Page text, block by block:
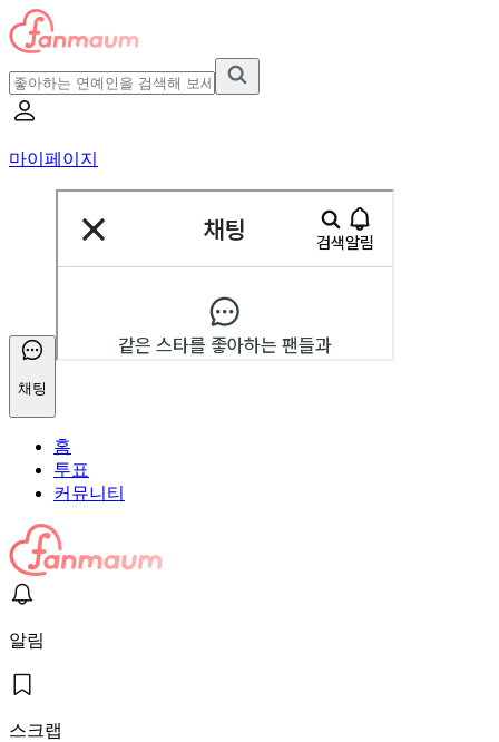
마이페이지
채팅
홈
투표
커뮤니티
알림
스크랩